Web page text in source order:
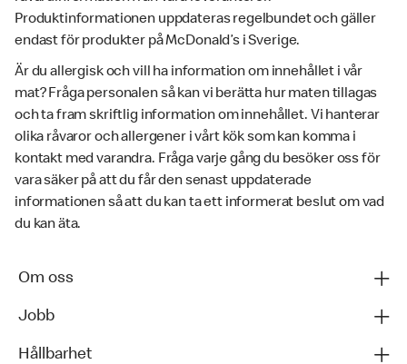
Produktinformationen uppdateras regelbundet och gäller
endast för produkter på McDonald’s i Sverige.
Är du allergisk och vill ha information om innehållet i vår
mat? Fråga personalen så kan vi berätta hur maten tillagas
och ta fram skriftlig information om innehållet. Vi hanterar
olika råvaror och allergener i vårt kök som kan komma i
kontakt med varandra. Fråga varje gång du besöker oss för
vara säker på att du får den senast uppdaterade
informationen så att du kan ta ett informerat beslut om vad
du kan äta.
Om oss
Jobb
Hållbarhet